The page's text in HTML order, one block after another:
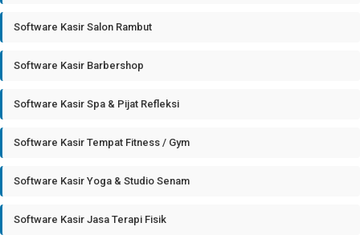
Software Kasir Salon Rambut
Software Kasir Barbershop
Software Kasir Spa & Pijat Refleksi
Software Kasir Tempat Fitness / Gym
Software Kasir Yoga & Studio Senam
Software Kasir Jasa Terapi Fisik